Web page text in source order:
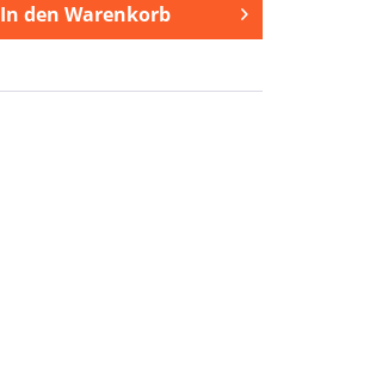
In den Warenkorb